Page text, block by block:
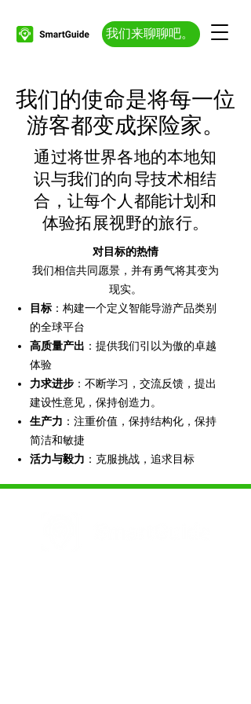
我们来聊聊吧。
我们的使命是将每一位
游客都变成探险家。
通过将世界各地的本地知
识与我们的向导技术相结
合，让每个人都能计划和
体验拓展视野的旅行。
对目标的热情
我们相信共同愿景，并有勇气将其变为
现实。
目标 ：构建一个定义智能导游产品类别
的全球平台
高质量产出 ：提供我们引以为傲的卓越
体验
力求进步 ：不断学习，交流反馈，提出
建设性意见，保持创造力。
生产力 ：注重价值，保持结构化，保持
简洁和敏捷
活力与毅力 ：克服挑战，追求目标